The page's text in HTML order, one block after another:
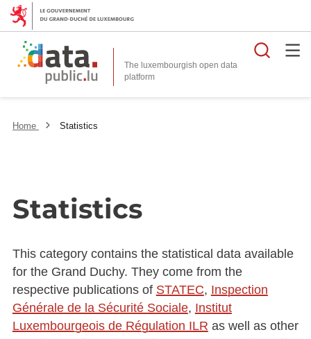
The luxembourgish open data
platform
Home Statistics
Statistics
This category contains the statistical data available
for the Grand Duchy. They come from the
respective publications of STATEC, Inspection
Générale de la Sécurité Sociale, Institut
Luxembourgeois de Régulation ILR as well as other